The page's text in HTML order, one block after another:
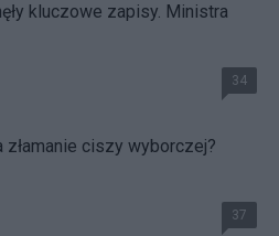
kluczowe zapisy. Ministra
34
ciszy wyborczej?
37